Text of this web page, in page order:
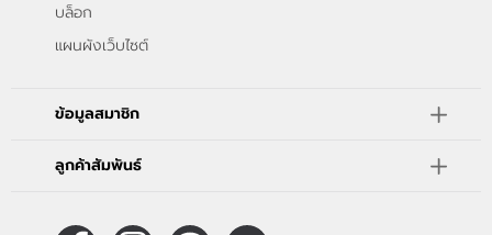
บล็อก
แผนผังเว็บไซต์
ข้อมูลสมาชิก
ลูกค้าสัมพันธ์